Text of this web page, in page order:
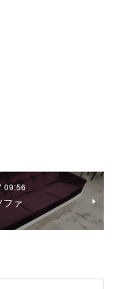
09:56
ファ